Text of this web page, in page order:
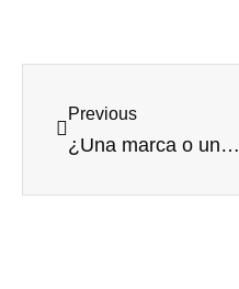
Previous
¿Una marca o un sentimiento?